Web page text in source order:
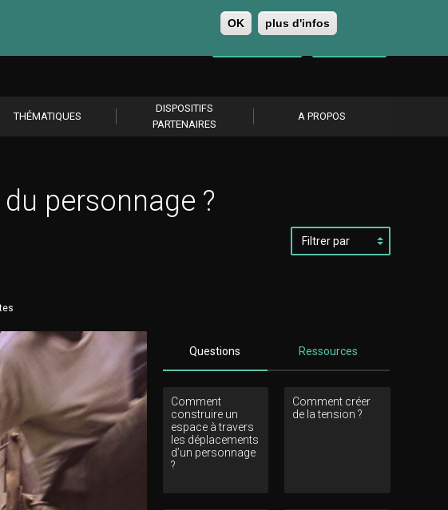
OK plus d'infos
THÉMATIQUES
DISPOSITIFS
PARTENAIRES
A PROPOS
personnage ?
par
Questions Ressources
Comment
construire un
espace à travers
les déplacements
d’un personnage
?
Comment créer
de la tension ?